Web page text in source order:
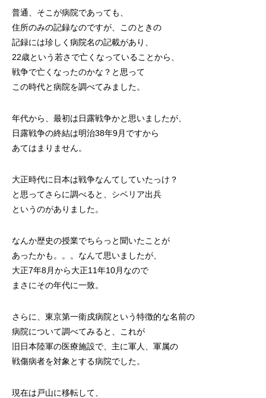
普通、そこが病院であっても、
住所のみの記録なのですが、このときの
記録には珍しく病院名の記載があり、
22歳という若さで亡くなっていることから、
戦争で亡くなったのかな？と思って
この時代と病院を調べてみました。
年代から、最初は日露戦争かと思いましたが、
日露戦争の終結は明治38年9月ですから
あてはまりません。
大正時代に日本は戦争なんてしていたっけ？
と思ってさらに調べると、シベリア出兵
というのがありました。
なんか歴史の授業でちらっと聞いたことが
あったかも。。。なんて思いましたが、
大正7年8月から大正11年10月なので
まさにその年代に一致。
さらに、東京第一衛戍病院という特徴的な名前の
病院について調べてみると、これが
旧日本陸軍の医療施設で、主に軍人、軍属の
戦傷病者を対象とする病院でした。
現在は戸山に移転して、